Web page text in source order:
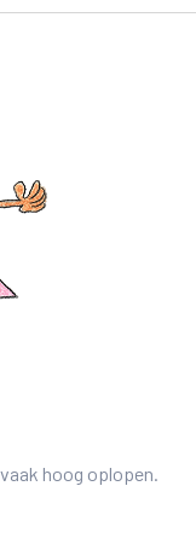
hoog oplopen.